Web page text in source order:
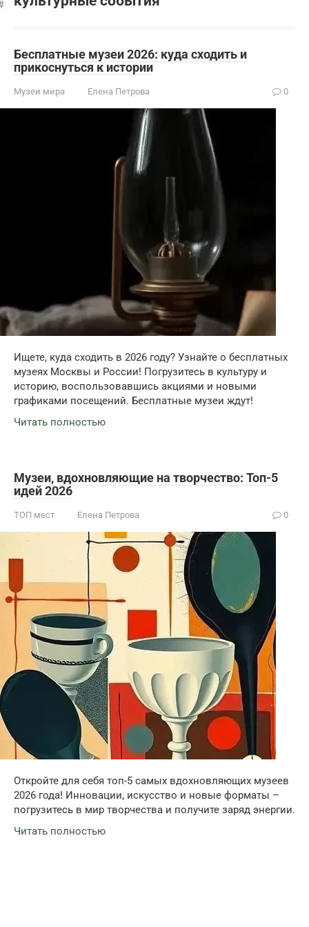
Бесплатные музеи 2026: куда сходить и
прикоснуться к истории
Музеи мира Елена Петрова 0
Ищете, куда сходить в 2026 году? Узнайте о бесплатных
музеях Москвы и России! Погрузитесь в культуру и
историю, воспользовавшись акциями и новыми
графиками посещений. Бесплатные музеи ждут!
Читать полностью
Музеи, вдохновляющие на творчество: Топ-5
идей 2026
ТОП мест Елена Петрова 0
Откройте для себя топ-5 самых вдохновляющих музеев
2026 года! Инновации, искусство и новые форматы –
погрузитесь в мир творчества и получите заряд энергии.
Читать полностью